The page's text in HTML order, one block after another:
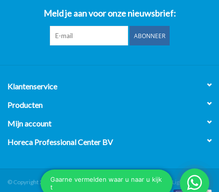
Meld je aan voor onze nieuwsbrief:
ABONNEER
Klantenservice
Producten
Mijn account
Horeca Professional Center BV
© Copyright 2026 Horeca Professional Center BV - Powered by Lightspeed